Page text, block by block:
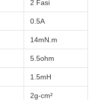
2 Fasi
0.5A
14mN.m
5.5ohm
1.5mH
2g-cm²